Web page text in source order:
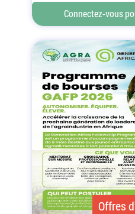
Connectez-vous
Offres